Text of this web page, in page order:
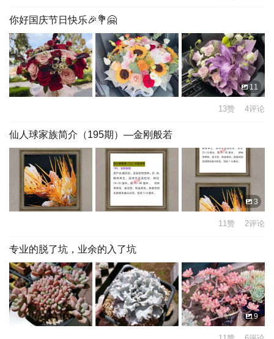
你好国庆节日快乐🎉💐🤗
11
13赞 4评论
仙人球家族简介（195期）—金刚般若
3
11赞 2评论
专业的脱了坑，业余的入了坑
9